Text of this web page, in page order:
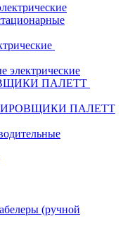
электрические
ПАЛЕТТ
ПАЛЕТТ
(ручной